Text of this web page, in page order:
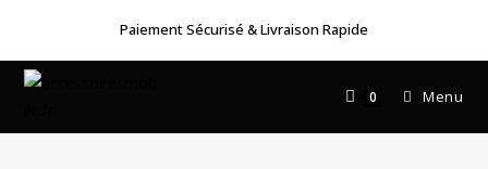
content
Paiement Sécurisé & Livraison Rapide
0 Menu